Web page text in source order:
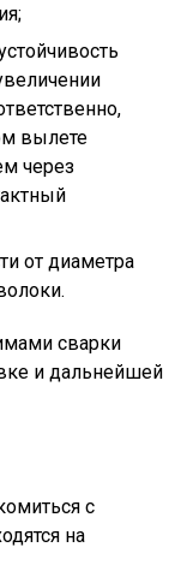
вылете
через
от диаметра
сварки
и дальнейшей
с
на